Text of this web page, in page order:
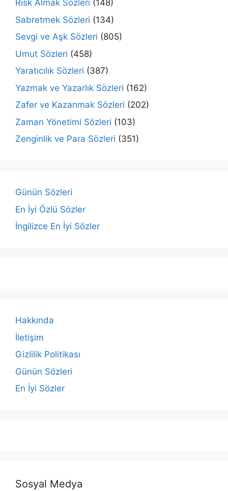
Risk Almak Sözleri (148)
Sabretmek Sözleri (134)
Sevgi ve Aşk Sözleri (805)
Umut Sözleri (458)
Yaratıcılık Sözleri (387)
Yazmak ve Yazarlık Sözleri (162)
Zafer ve Kazanmak Sözleri (202)
Zaman Yönetimi Sözleri (103)
Zenginlik ve Para Sözleri (351)
Günün Sözleri
En İyi Özlü Sözler
İngilizce En İyi Sözler
Hakkında
İletişim
Gizlilik Politikası
Günün Sözleri
En İyi Sözler
Sosyal Medya